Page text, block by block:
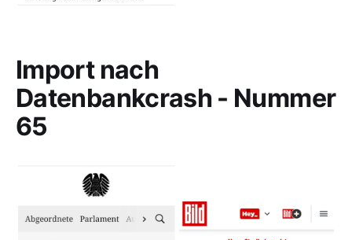
Import nach
Datenbankcrash - Nummer
65